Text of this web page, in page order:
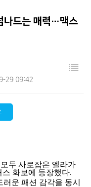
나드는 매력…맥스
29 09:42
두 사로잡은 엘라가
화보에 등장했다.
운 패션 감각을 동시